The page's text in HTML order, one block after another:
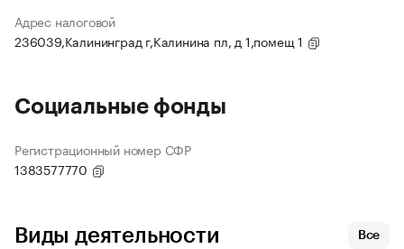
Адрес налоговой
236039,Калининград г,Калинина пл, д 1,помещ 1
Социальные фонды
Регистрационный номер СФР
1383577770
Виды деятельности Все